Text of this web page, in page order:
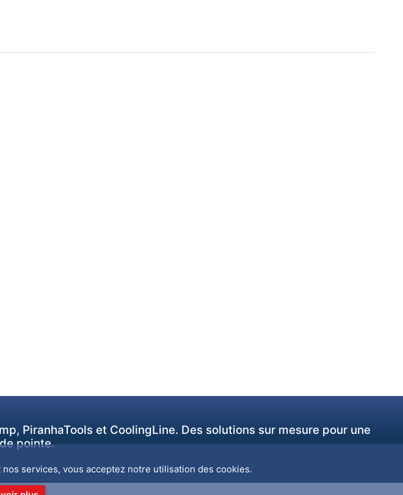
PiranhaTools et CoolingLine. Des solutions sur mesure pour une
pointe.
services, vous acceptez notre utilisation des cookies.